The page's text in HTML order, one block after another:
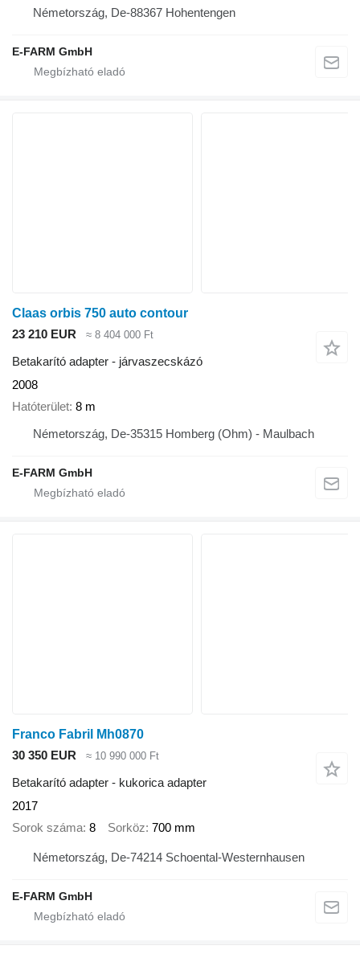
Németország, De-88367 Hohentengen
E-FARM GmbH
Claas orbis 750 auto contour
23 210 EUR
≈ 8 404 000 Ft
Betakarító adapter - járvaszecskázó
2008
Hatóterület 8 m
Németország, De-35315 Homberg (Ohm) - Maulbach
E-FARM GmbH
Franco Fabril Mh0870
30 350 EUR
≈ 10 990 000 Ft
Betakarító adapter - kukorica adapter
2017
Sorok száma 8 Sorköz 700 mm
Németország, De-74214 Schoental-Westernhausen
E-FARM GmbH